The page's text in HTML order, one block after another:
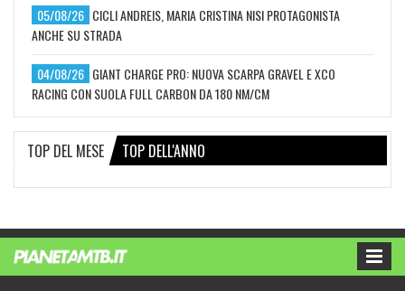
05/08/26 CICLI ANDREIS, MARIA CRISTINA NISI PROTAGONISTA
ANCHE SU STRADA
04/08/26 GIANT CHARGE PRO: NUOVA SCARPA GRAVEL E XCO
RACING CON SUOLA FULL CARBON DA 180 NM/CM
TOP DEL MESE TOP DELL'ANNO